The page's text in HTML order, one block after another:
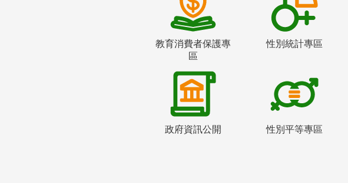
教育消費者保護專
區
性別統計專區
政府資訊公開 性別平等專區